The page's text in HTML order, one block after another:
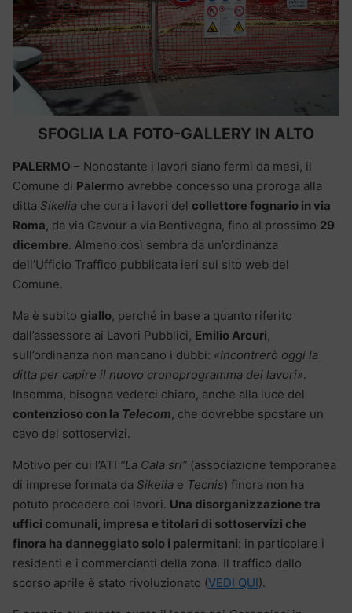
SFOGLIA LA FOTO-GALLERY IN ALTO
PALERMO – Nonostante i lavori siano fermi da mesi, il
Comune di Palermo avrebbe concesso una proroga alla
ditta Sikelia che cura i lavori del collettore fognario in via
Roma, da via Cavour a via Bentivegna, fino al prossimo 29
dicembre. Almeno così sembra da un’ordinanza
dell’Ufficio Traffico pubblicata ieri sul sito web del
Comune.
Ma è subito giallo, perché in base a quanto riferito
dall’assessore ai Lavori Pubblici, Emilio Arcuri,
sull’ordinanza non mancano i dubbi: «Incontrerò oggi la
ditta per capire il nuovo cronoprogramma dei lavori».
Insomma, bisogna vederci chiaro, anche alla luce del
contenzioso con la Telecom, che dovrebbe spostare un
cavo dei sottoservizi.
Motivo per cui l’ATI “La Cala srl” (associazione temporanea
di imprese formata da Sikelia e Tecnis) finora non ha
potuto procedere coi lavori. Una disorganizzazione tra
uffici comunali, impresa e titolari di sottoservizi che
finora ha danneggiato solo i palermitani: in particolare i
residenti e i commercianti della zona. Il traffico dallo
scorso aprile è stato rivoluzionato (VEDI QUI).